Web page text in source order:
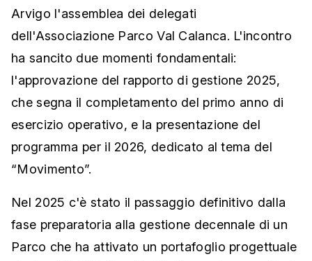
Arvigo l'assemblea dei delegati
dell'Associazione Parco Val Calanca. L'incontro
ha sancito due momenti fondamentali:
l'approvazione del rapporto di gestione 2025,
che segna il completamento del primo anno di
esercizio operativo, e la presentazione del
programma per il 2026, dedicato al tema del
“Movimento”.
Nel 2025 c'è stato il passaggio definitivo dalla
fase preparatoria alla gestione decennale di un
Parco che ha attivato un portafoglio progettuale